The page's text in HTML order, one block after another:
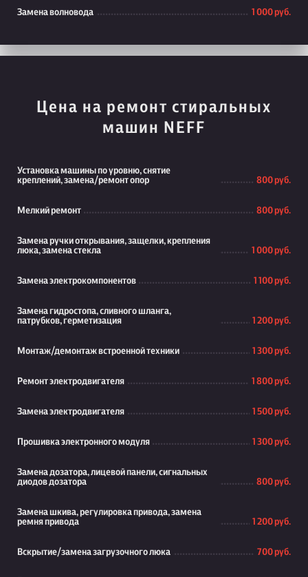
Замена волновода 1 000 руб.
Цена на ремонт стиральных
машин NEFF
Установка машины по уровню, снятие
креплений, замена/ремонт опор
800 руб.
Мелкий ремонт 800 руб.
Замена ручки открывания, защелки, крепления
люка, замена стекла
1 000 руб.
Замена электрокомпонентов 1 100 руб.
Замена гидростопа, сливного шланга,
патрубков, герметизация
1 200 руб.
Монтаж/демонтаж встроенной техники 1 300 руб.
Ремонт электродвигателя 1 800 руб.
Замена электродвигателя 1 500 руб.
Прошивка электронного модуля 1 300 руб.
Замена дозатора, лицевой панели, сигнальных
диодов дозатора
800 руб.
Замена шкива, регулировка привода, замена
ремня привода
1 200 руб.
Вскрытие/замена загрузочного люка 700 руб.